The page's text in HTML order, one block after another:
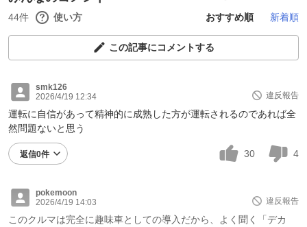
44件 使い方 おすすめ順 新着順
この記事にコメントする
smk126
2026/4/19 12:34
違反報告
運転に自信があって精神的に成熟した方が運転されるのであれば全
然問題ないと思う
返信0件 30 4
pokemoon
2026/4/19 14:03
違反報告
このクルマは完全に趣味車としての導入だから、よく聞く「デカ